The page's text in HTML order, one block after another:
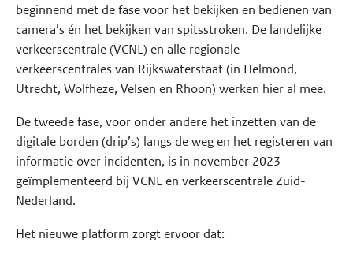
beginnend met de fase voor het bekijken en bedienen van
camera’s én het bekijken van spitsstroken. De landelijke
verkeerscentrale (VCNL) en alle regionale
verkeerscentrales van Rijkswaterstaat (in Helmond,
Utrecht, Wolfheze, Velsen en Rhoon) werken hier al mee.
De tweede fase, voor onder andere het inzetten van de
digitale borden (drip’s) langs de weg en het registeren van
informatie over incidenten, is in november 2023
geïmplementeerd bij VCNL en verkeerscentrale Zuid-
Nederland.
Het nieuwe platform zorgt ervoor dat: